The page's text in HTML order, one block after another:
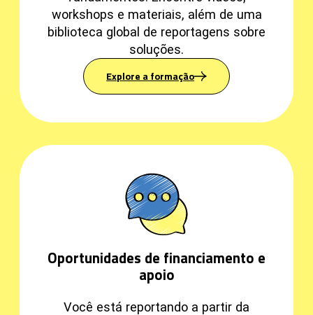
workshops e materiais, além de uma
biblioteca global de reportagens sobre
soluções.
Explore a formação
Oportunidades de financiamento e
apoio
Você está reportando a partir da